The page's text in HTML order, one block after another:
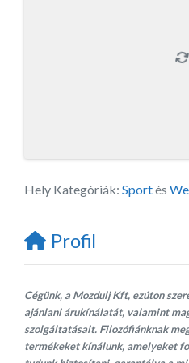
Hely Kategóriák: Sportés
Profil
Cégünk, a Mozdulj Kft, ezúton
ajánlani árukínálatát, valamint
szolgáltatásait. Filozófiánknak
termékeket kínálunk, amelyeket